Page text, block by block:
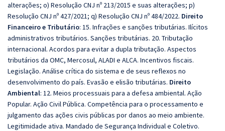
alterações; o) Resolução CNJ nº 213/2015 e suas alterações; p)
Resolução CNJ nº 427/2021; q) Resolução CNJ nº 484/2022. Direito
Financeiro e Tributário: 15. Infrações e sanções tributárias. Ilícitos
administrativos tributários. Sanções tributárias. 20. Tributação
internacional. Acordos para evitar a dupla tributação. Aspectos
tributários da OMC, Mercosul, ALADI e ALCA. Incentivos fiscais.
Legislação. Análise crítica do sistema e de seus reflexos no
desenvolvimento do país. Evasão e elisão tributárias. Direito
Ambiental: 12. Meios processuais para a defesa ambiental. Ação
Popular. Ação Civil Pública. Competência para o processamento e
julgamento das ações civis públicas por danos ao meio ambiente.
Legitimidade ativa. Mandado de Segurança Individual e Coletivo.